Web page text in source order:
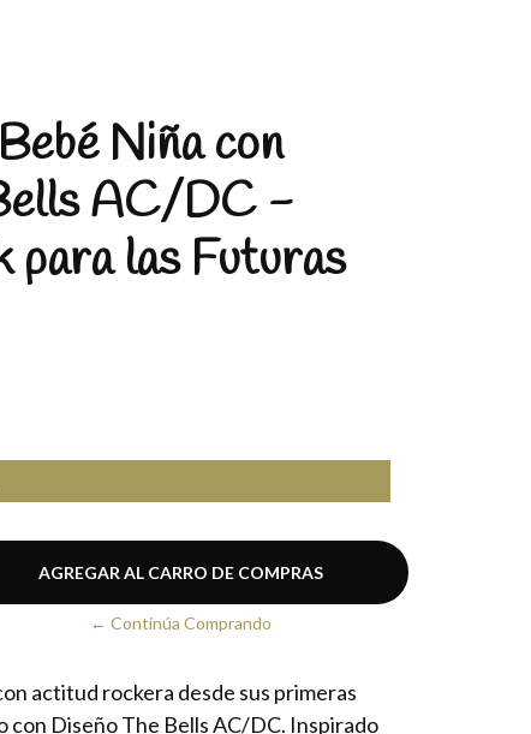
Niña con
AC/DC -
para las Futuras
← Continúa Comprando
actitud rockera desde sus primeras
con Diseño The Bells AC/DC. Inspirado